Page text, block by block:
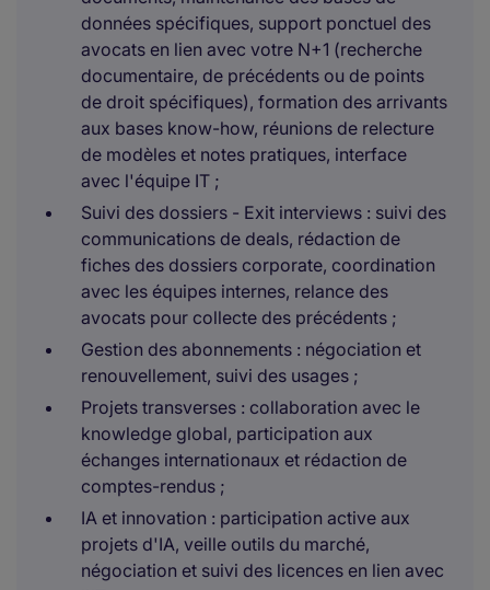
données spécifiques, support ponctuel des
avocats en lien avec votre N+1 (recherche
documentaire, de précédents ou de points
de droit spécifiques), formation des arrivants
aux bases know-how, réunions de relecture
de modèles et notes pratiques, interface
avec l'équipe IT ;
Suivi des dossiers - Exit interviews : suivi des
communications de deals, rédaction de
fiches des dossiers corporate, coordination
avec les équipes internes, relance des
avocats pour collecte des précédents ;
Gestion des abonnements : négociation et
renouvellement, suivi des usages ;
Projets transverses : collaboration avec le
knowledge global, participation aux
échanges internationaux et rédaction de
comptes-rendus ;
IA et innovation : participation active aux
projets d'IA, veille outils du marché,
négociation et suivi des licences en lien avec